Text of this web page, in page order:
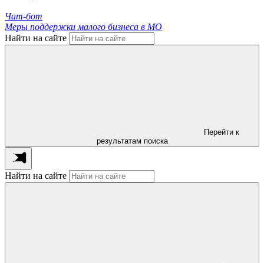
Чат-бот
Меры поддержки малого бизнеса в МО
Найти на сайте
Перейти к
результатам поиска
Найти на сайте